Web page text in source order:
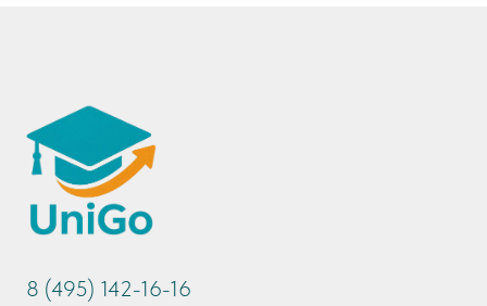
8 (495) 142-16-16